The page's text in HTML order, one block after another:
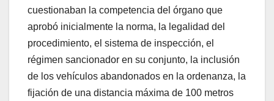
cuestionaban la competencia del órgano que
aprobó inicialmente la norma, la legalidad del
procedimiento, el sistema de inspección, el
régimen sancionador en su conjunto, la inclusión
de los vehículos abandonados en la ordenanza, la
fijación de una distancia máxima de 100 metros